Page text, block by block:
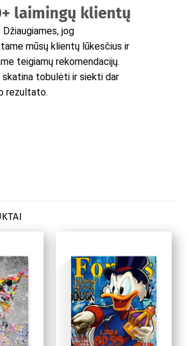
laimingų klientų
Džiaugiames, jog
mūsų klientų lūkesčius ir
teigiamų rekomendacijų.
skatina tobulėti ir siekti dar
rezultato.